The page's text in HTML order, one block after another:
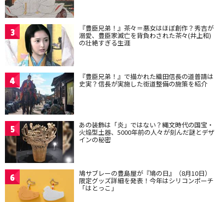
3 『豊臣兄弟！』茶々＝悪女はほぼ創作？秀吉が
溺愛、豊臣家滅亡を背負わされた茶々(井上和)
の壮絶すぎる生涯
4 『豊臣兄弟！』で描かれた織田信長の道普請は
史実？信長が実施した街道整備の施策を紹介
5 あの装飾は「炎」ではない？縄文時代の国宝・
火焔型土器、5000年前の人々が刻んだ謎とデザ
インの秘密
6 鳩サブレーの豊島屋が『鳩の日』（8月10日）
限定グッズ詳細を発表！今年はシリコンポーチ
「はとっこ」